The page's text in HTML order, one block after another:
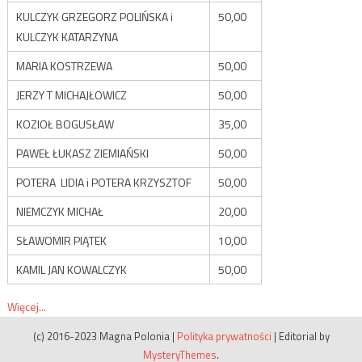
KULCZYK GRZEGORZ POLIŃSKA i
KULCZYK KATARZYNA
50,00
MARIA KOSTRZEWA
50,00
JERZY T MICHAJŁOWICZ
50,00
KOZIOŁ BOGUSŁAW
35,00
PAWEŁ ŁUKASZ ZIEMIAŃSKI
50,00
POTERA LIDIA i POTERA KRZYSZTOF
50,00
NIEMCZYK MICHAŁ
20,00
SŁAWOMIR PIĄTEK
10,00
KAMIL JAN KOWALCZYK
50,00
Więcej...
(c) 2016-2023 Magna Polonia | Polityka prywatności | Editorial by
MysteryThemes.